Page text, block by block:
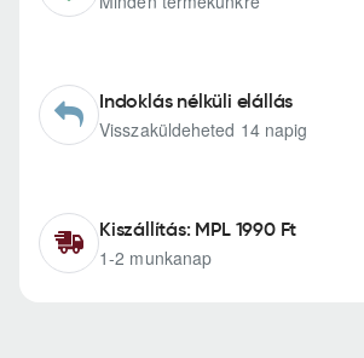
Indoklás nélküli elállás
Visszaküldeheted 14 napig
Kiszállítás: MPL 1990 Ft
1-2 munkanap